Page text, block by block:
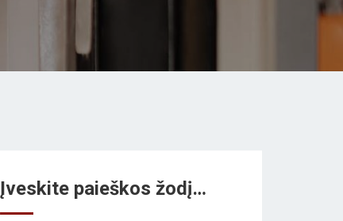
Įveskite paieškos žodį…